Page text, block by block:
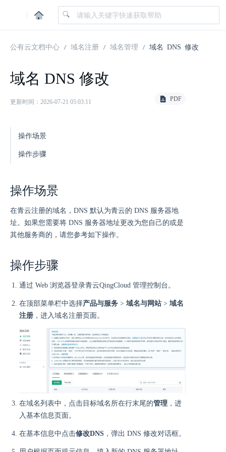
|
公有云文档中心 域名注册 域名管理 域名 DNS 修改
域名 DNS 修改
更新时间：2026-07-21 05:03:11 PDF
操作场景
操作步骤
操作场景
在青云注册的域名，DNS 默认为青云的 DNS 服务器地
址。如果您需要将 DNS 服务器地址更改为您自己的或是
其他服务商的，请您参考如下操作。
操作步骤
通过 Web 浏览器登录青云QingCloud 管理控制台。
在顶部菜单栏中选择产品与服务 > 域名与网站 > 域名
注册 ，进入域名注册页面。
在域名列表中，点击目标域名所在行末尾的管理 ，进
入基本信息页面。
在基本信息中点击修改DNS ，弹出 DNS 修改对话框。